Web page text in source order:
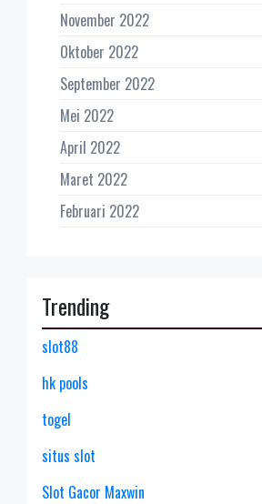
November 2022
Oktober 2022
September 2022
Mei 2022
April 2022
Maret 2022
Februari 2022
Trending
slot88
hk pools
togel
situs slot
Slot Gacor Maxwin